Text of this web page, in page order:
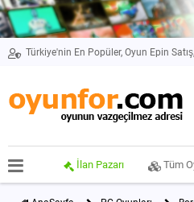
Türkiye'nin En Popüler, Oyun Epin
İlan Pazarı Tüm